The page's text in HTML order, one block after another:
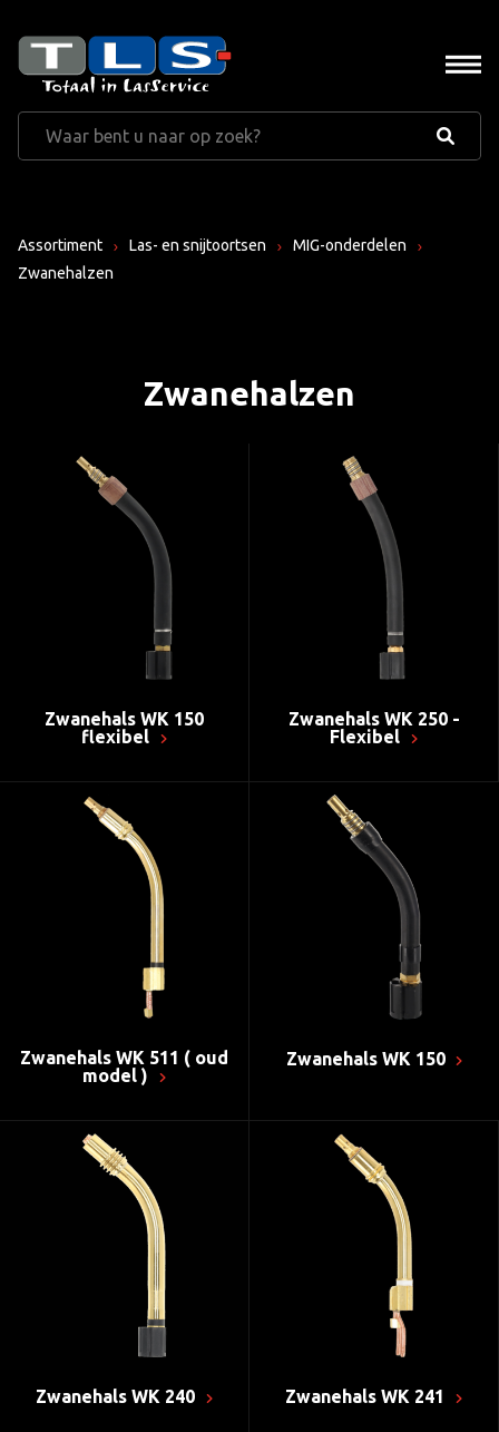
Assortiment Las- en snijtoortsen
MIG-onderdelen
Zwanehalzen
Zwanehalzen
Zwanehals WK 150
flexibel
Zwanehals WK 250 -
Flexibel
Zwanehals WK 511 ( oud
model )
Zwanehals WK 150
Zwanehals WK 240 Zwanehals WK 241